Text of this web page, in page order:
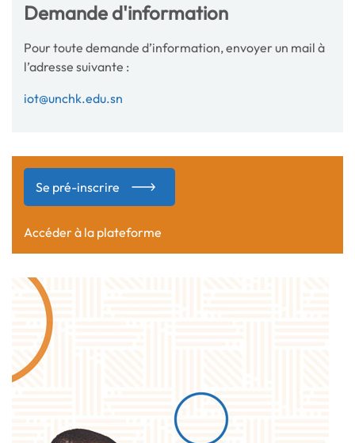
Demande d'information
Pour toute demande d’information, envoyer un mail à
l’adresse suivante :
iot@unchk.edu.sn
Se pré-inscrire
Accéder à la plateforme